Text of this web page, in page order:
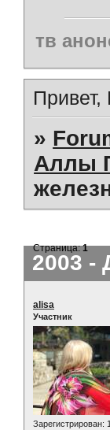
тв
Привет,
»
Аллы
2003 -
Страница:1
alisa
Участник
Зарегистрирован: